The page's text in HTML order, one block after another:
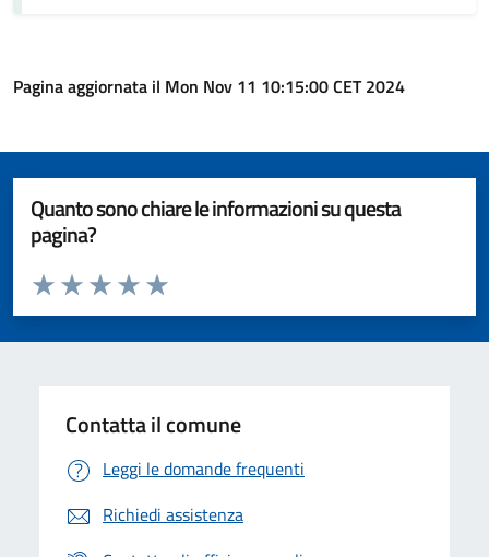
Pagina aggiornata il Mon Nov 11 10:15:00 CET 2024
Quanto sono chiare le informazioni su questa
pagina?
Valuta da 1 a 5 stelle la pagina
Valuta 5 stelle su 5
Valuta 4 stelle su 5
Valuta 3 stelle su 5
Valuta 2 stelle su 5
Valuta 1 stelle su 5
Contatta il comune
Leggi le domande frequenti
Richiedi assistenza